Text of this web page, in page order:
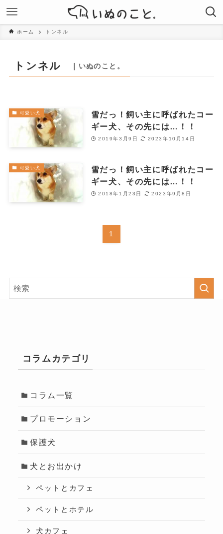
ホーム トンネル
トンネル ｜いぬのこと。
可愛い犬
雪だっ！飼い主に呼ばれたコー
ギー犬、その先には…！！
2019年3月9日 2023年10月14日
可愛い犬
雪だっ！飼い主に呼ばれたコー
ギー犬、その先には…！！
2018年1月23日 2023年9月8日
1
コラムカテゴリ
コラム一覧
プロモーション
保護犬
犬とお出かけ
ペットとカフェ
ペットとホテル
犬カフェ